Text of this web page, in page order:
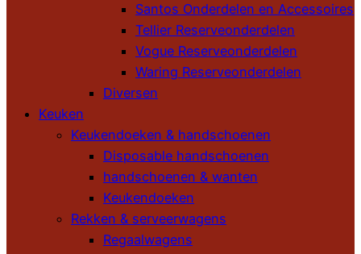
Santos Onderdelen en Accessoires
Tellier Reserveonderdelen
Vogue Reserveonderdelen
Waring Reserveonderdelen
Diversen
Keuken
Keukendoeken & handschoenen
Disposable handschoenen
handschoenen & wanten
Keukendoeken
Rekken & serveerwagens
Regaalwagens